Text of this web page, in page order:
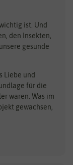
Freudenberger
ist. Und
den Insekten,
gesunde
Liebe und
für die
waren. Was im
gewachsen,